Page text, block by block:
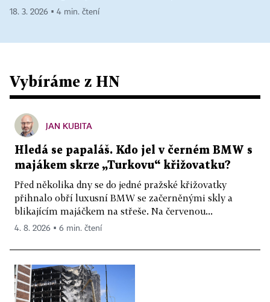
18. 3. 2026 ▪ 4 min. čtení
Vybíráme z HN
JAN KUBITA
Hledá se papaláš. Kdo jel v černém BMW s
majákem skrze „Turkovu“ křižovatku?
Před několika dny se do jedné pražské křižovatky
přihnalo obří luxusní BMW se začerněnými skly a
blikajícím majáčkem na střeše. Na červenou...
4. 8. 2026 ▪ 6 min. čtení